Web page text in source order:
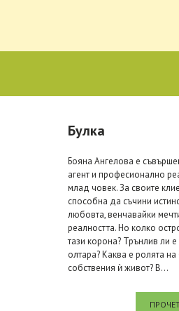
Булка
Бояна Ангелова е
агент и професионално
млад човек. За своите
способна да съчини
любовта, венчавайки
реалността. Но колко
тази корона? Трънлив ли е
олтара? Каква е ролята на
собствения ѝ живот? В...